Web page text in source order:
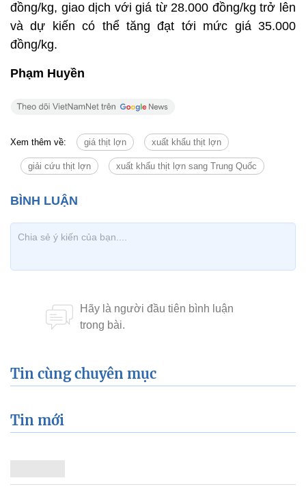
đồng/kg, giao dịch với giá từ 28.000 đồng/kg trở lên
và dự kiến có thể tăng đạt tới mức giá 35.000
đồng/kg.
Phạm Huyền
Xem thêm về: giá thịt lợn xuất khẩu thịt lợn
giải cứu thịt lợn xuất khẩu thịt lợn sang Trung Quốc
Tin cùng chuyên mục
Tin mới